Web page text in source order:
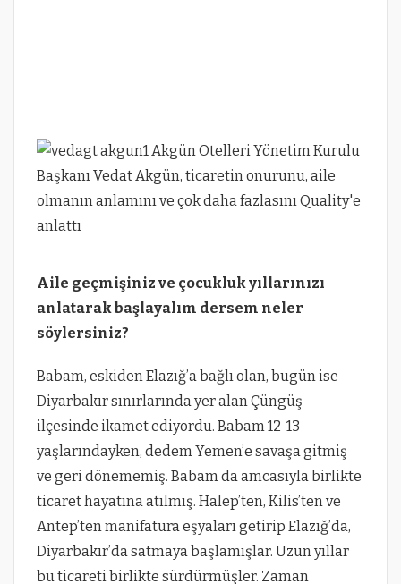
Aile geçmişiniz ve çocukluk yıllarınızı
anlatarak başlayalım dersem neler
söylersiniz?
Babam, eskiden Elazığ’a bağlı olan, bugün ise
Diyarbakır sınırlarında yer alan Çüngüş
ilçesinde ikamet ediyordu. Babam 12-13
yaşlarındayken, dedem Yemen’e savaşa gitmiş
ve geri dönememiş. Babam da amcasıyla birlikte
ticaret hayatına atılmış. Halep’ten, Kilis’ten ve
Antep’ten manifatura eşyaları getirip Elazığ’da,
Diyarbakır’da satmaya başlamışlar. Uzun yıllar
bu ticareti birlikte sürdürmüşler. Zaman